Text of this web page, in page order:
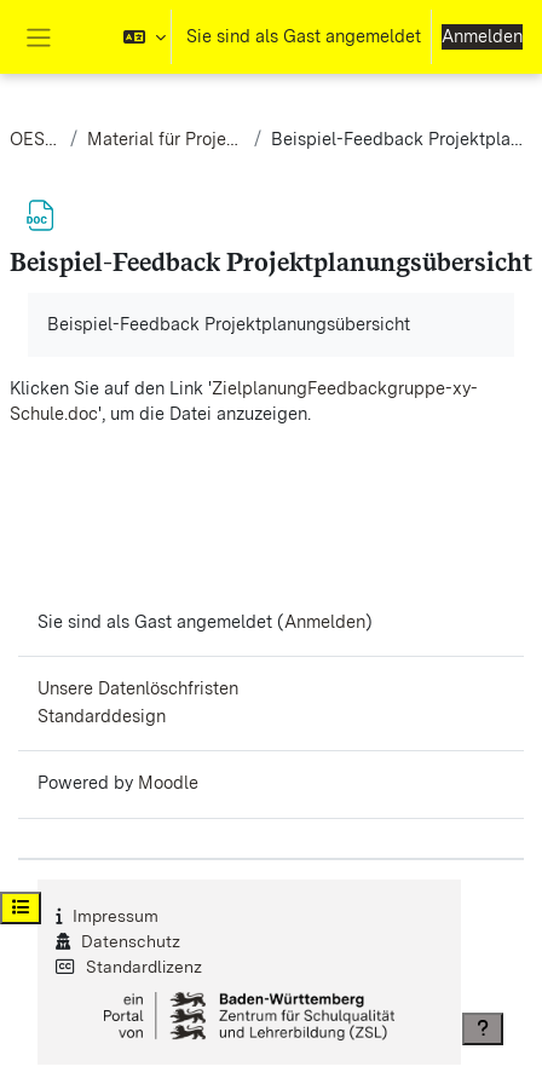
Website-Übersicht
Sie sind als Gast angemeldet Anmelden
Kursindex öffnen
OES-PM Material für Projektgruppen Beispiel-Feedback Projektplanungsübersicht
Beispiel-Feedback Projektplanungsübersicht
Beispiel-Feedback Projektplanungsübersicht
Klicken Sie auf den Link 'ZielplanungFeedbackgruppe-xy-
Schule.doc', um die Datei anzuzeigen.
Sie sind als Gast angemeldet (Anmelden)
Unsere Datenlöschfristen
Standarddesign
Powered by Moodle
Impressum
Datenschutz
Standardlizenz